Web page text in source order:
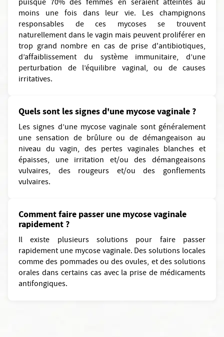
puisque 70% des femmes en seraient atteintes au
moins une fois dans leur vie. Les champignons
responsables de ces mycoses se trouvent
naturellement dans le vagin mais peuvent proliférer en
trop grand nombre en cas de prise d'antibiotiques,
d’affaiblissement du système immunitaire, d’une
perturbation de l’équilibre vaginal, ou de causes
irritatives.
Quels sont les signes d'une mycose vaginale ?
Les signes d’une mycose vaginale sont généralement
une sensation de brûlure ou de démangeaison au
niveau du vagin, des pertes vaginales blanches et
épaisses, une irritation et/ou des démangeaisons
vulvaires, des rougeurs et/ou des gonflements
vulvaires.
Comment faire passer une mycose vaginale
rapidement ?
Il existe plusieurs solutions pour faire passer
rapidement une mycose vaginale. Des solutions locales
comme des pommades ou des ovules, et des solutions
orales dans certains cas avec la prise de médicaments
antifongiques.